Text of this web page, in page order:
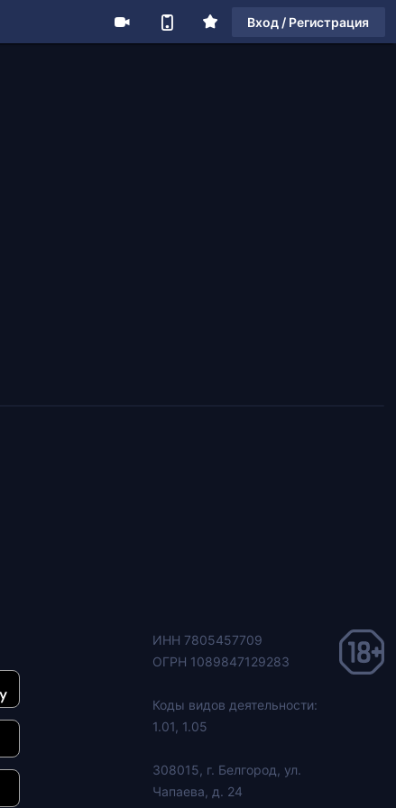
Вход / Регистрация
ИНН 7805457709
ОГРН 1089847129283
Коды видов деятельности:
1.01, 1.05
308015, г. Белгород, ул.
Чапаева, д. 24